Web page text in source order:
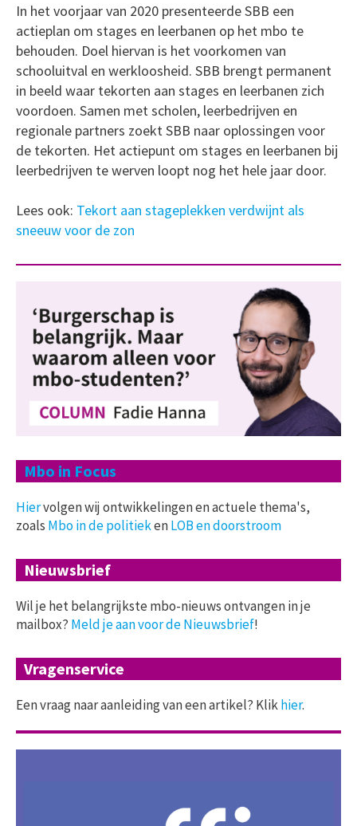
In het voorjaar van 2020 presenteerde SBB een
actieplan om stages en leerbanen op het mbo te
behouden. Doel hiervan is het voorkomen van
schooluitval en werkloosheid. SBB brengt permanent
in beeld waar tekorten aan stages en leerbanen zich
voordoen. Samen met scholen, leerbedrijven en
regionale partners zoekt SBB naar oplossingen voor
de tekorten. Het actiepunt om stages en leerbanen bij
leerbedrijven te werven loopt nog het hele jaar door.
Lees ook: Tekort aan stageplekken verdwijnt als
sneeuw voor de zon
Mbo in Focus
Hiervolgen wij ontwikkelingen en actuele thema's,
zoals Mbo in de politiekenLOB en doorstroom
Nieuwsbrief
Wil je het belangrijkste mbo-nieuws ontvangen in je
mailbox? Meld je aan voor de Nieuwsbrief!
Vragenservice
Een vraag naar aanleiding van een artikel? Klikhier.